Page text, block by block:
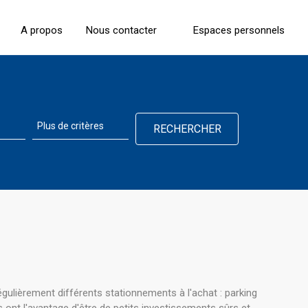
A propos Nous contacter Espaces personnels
différents stationnements à l'achat : parking